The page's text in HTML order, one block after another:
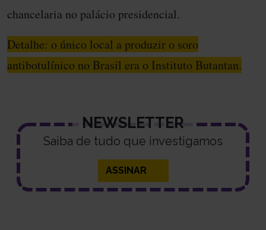
chancelaria no palácio presidencial.
Detalhe: o único local a produzir o soro
antibotulínico no Brasil era o Instituto Butantan.
NEWSLETTER
Saiba de tudo que investigamos
ASSINAR